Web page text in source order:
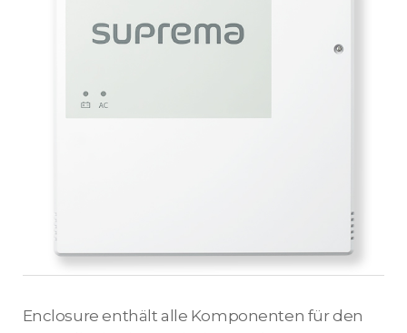
Enclosure enthält alle Komponenten für den